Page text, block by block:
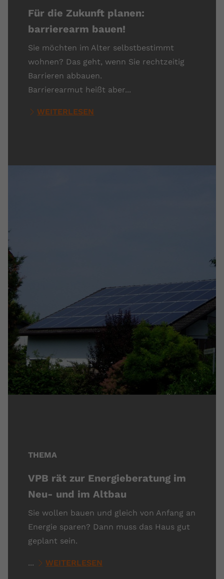
Für die Zukunft planen:
barrierearm bauen!
Sie möchten im Alter selbstbestimmt
wohnen? Das geht, wenn Sie rechtzeitig
Barrieren abbauen.
Barrierearmut heißt aber...
WEITERLESEN
THEMA
VPB rät zur Energieberatung im
Neu- und im Altbau
Sie wollen bauen und gleich von Anfang an
Energie sparen? Dann muss das Haus gut
geplant sein.
... WEITERLESEN